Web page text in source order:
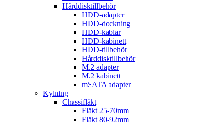
Hårddisktillbehör
HDD-adapter
HDD-dockning
HDD-kablar
HDD-kabinett
HDD-tillbehör
Hårddisktillbehör
M.2 adapter
M.2 kabinett
mSATA adapter
Kylning
Chassifläkt
Fläkt 25-70mm
Fläkt 80-92mm